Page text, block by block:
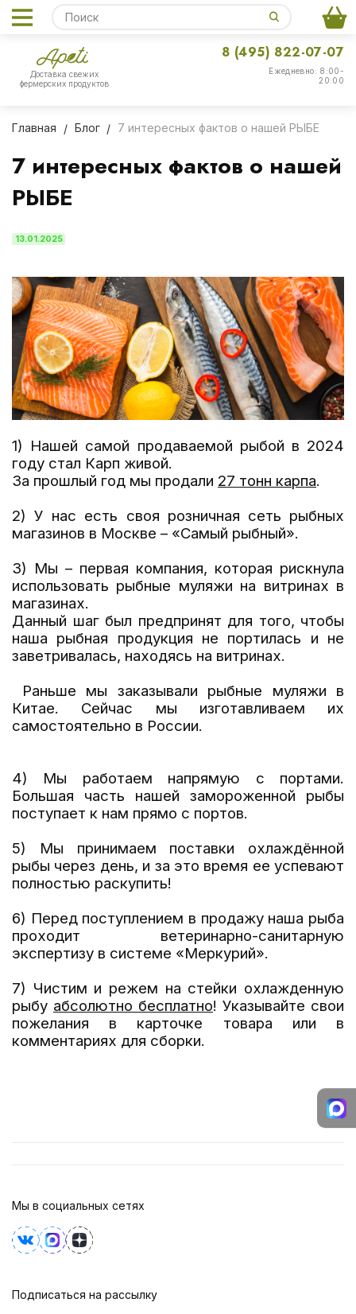
Доставка свежих
фермерских продуктов
Ежедневно: 8:00-
20:00
8 (495) 822-07-07
Главная Блог 7 интересных фактов о нашей РЫБЕ
7 интересных фактов о нашей
РЫБЕ
13.01.2025
1) Нашей самой продаваемой рыбой в 2024
году стал Карп живой.
За прошлый год мы продали 27 тонн карпа.
2) У нас есть своя розничная сеть рыбных
магазинов в Москве – «Самый рыбный».
3) Мы – первая компания, которая рискнула
использовать рыбные муляжи на витринах в
магазинах.
Данный шаг был предпринят для того, чтобы
наша рыбная продукция не портилась и не
заветривалась, находясь на витринах.
Раньше мы заказывали рыбные муляжи в
Китае. Сейчас мы изготавливаем их
самостоятельно в России.
4) Мы работаем напрямую с портами.
Большая часть нашей замороженной рыбы
поступает к нам прямо с портов.
5)
Мы принимаем поставки охлаждённой
рыбы через день, и за это время ее успевают
полностью раскупить!
6) Перед поступлением в продажу наша рыба
проходит ветеринарно-санитарную
экспертизу в системе «Меркурий».
7) Чистим и режем на стейки охлажденную
рыбу абсолютно бесплатно! Указывайте свои
пожелания в карточке товара или в
комментариях для сборки.
Мы в социальных сетях
Подписаться на рассылку